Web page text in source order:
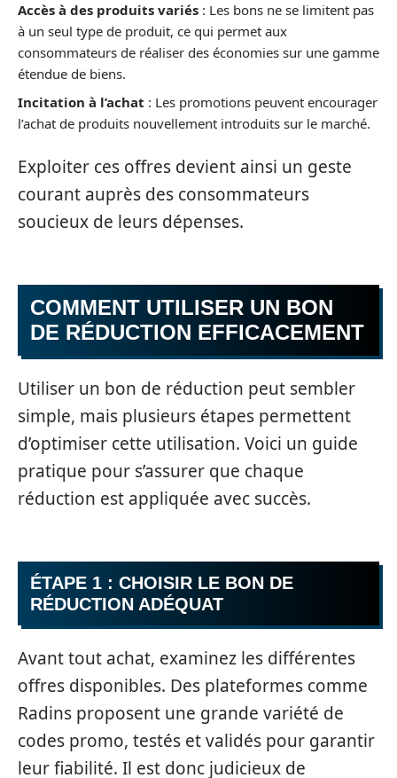
Accès à des produits variés : Les bons ne se limitent pas
à un seul type de produit, ce qui permet aux
consommateurs de réaliser des économies sur une gamme
étendue de biens.
Incitation à l’achat : Les promotions peuvent encourager
l’achat de produits nouvellement introduits sur le marché.
Exploiter ces offres devient ainsi un geste
courant auprès des consommateurs
soucieux de leurs dépenses.
COMMENT UTILISER UN BON
DE RÉDUCTION EFFICACEMENT
Utiliser un bon de réduction peut sembler
simple, mais plusieurs étapes permettent
d’optimiser cette utilisation. Voici un guide
pratique pour s’assurer que chaque
réduction est appliquée avec succès.
ÉTAPE 1 : CHOISIR LE BON DE
RÉDUCTION ADÉQUAT
Avant tout achat, examinez les différentes
offres disponibles. Des plateformes comme
Radins proposent une grande variété de
codes promo, testés et validés pour garantir
leur fiabilité. Il est donc judicieux de